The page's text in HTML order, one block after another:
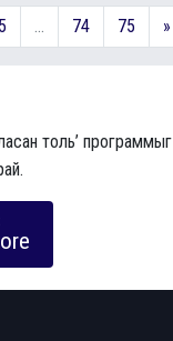
... 74 75 »
толь’ программыг